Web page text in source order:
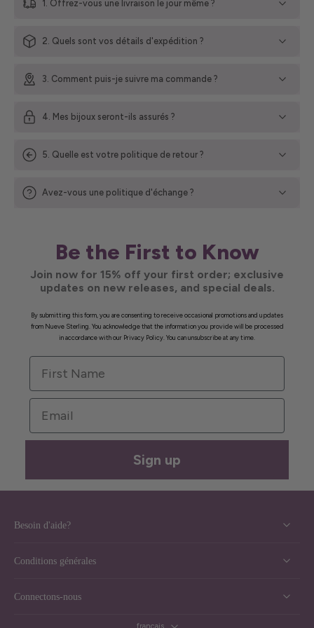
1. Offrez-vous une livraison le jour même ?
2. Quels sont vos détails d'expédition ?
3. Comment puis-je suivre ma commande ?
4. Mes bijoux seront-ils assurés ?
5. Quelle est votre politique de retour ?
Avez-vous une politique d'échange ?
Be the First to Know
Join now for 15% off your first order; exclusive
updates on new releases, and special deals.
By submitting this form, you are consenting to receive occasional promotions and updates
from Nueve Sterling. You acknowledge that the information you provide will be processed
in accordance with our Privacy Policy. You can unsubscribe at any time.
First Name
Email
Sign up
Besoin d'aide?
Conditions générales
Connectons-nous